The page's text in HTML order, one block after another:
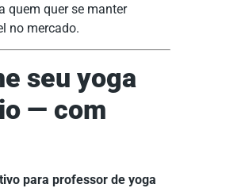
quem quer se manter
no mercado.
seu yoga
— com
para professor de yoga